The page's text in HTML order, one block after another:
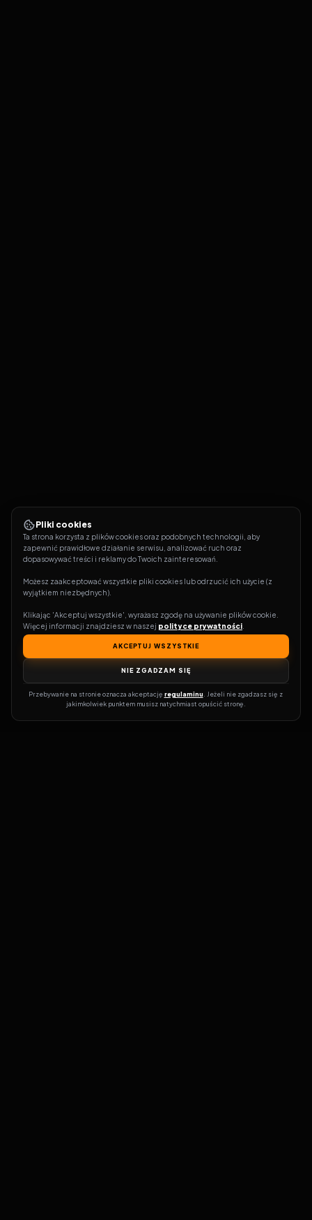
Pliki cookies
Ta strona korzysta z plików cookies oraz podobnych technologii, aby
zapewnić prawidłowe działanie serwisu, analizować ruch oraz
dopasowywać treści i reklamy do Twoich zainteresowań.
Możesz zaakceptować wszystkie pliki cookies lub odrzucić ich użycie (z
wyjątkiem niezbędnych).
Klikając 'Akceptuj wszystkie', wyrażasz zgodę na używanie plików cookie.
Więcej informacji znajdziesz w naszej polityce prywatności
AKCEPTUJ WSZYSTKIE
NIE ZGADZAM SIĘ
Przebywanie na stronie oznacza akceptację regulaminu . Jeżeli nie zgadzasz się z
jakimkolwiek punktem musisz natychmiast opuścić stronę.